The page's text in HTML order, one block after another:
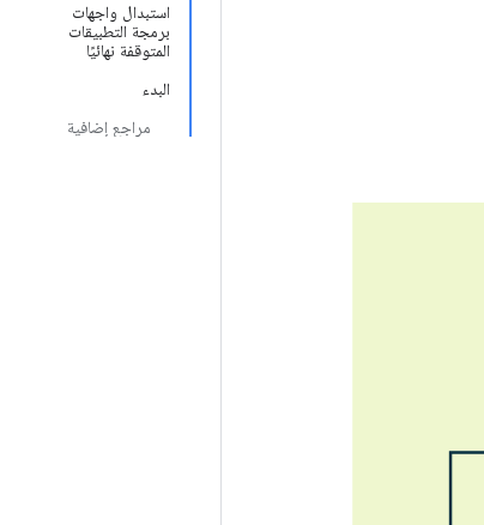
استبدال واجهات
برمجة التطبيقات
المتوقفة نهائيًا
البدء
مراجع إضافية